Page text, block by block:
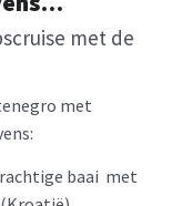
met de
met
baai met